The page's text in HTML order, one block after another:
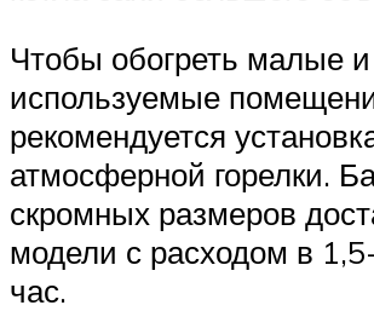
Чтобы обогреть малые
используемые
рекомендуется
атмосферной горелки.
скромных размеров
модели с расходом в
час.